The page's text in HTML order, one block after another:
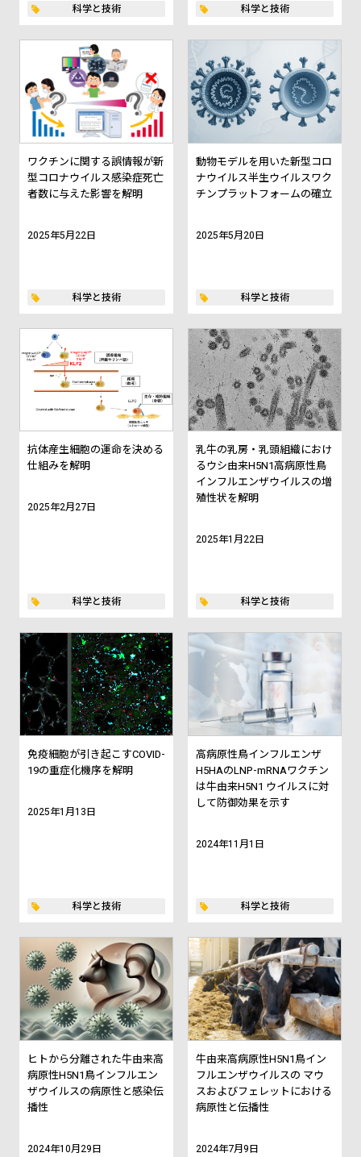
科学と技術 科学と技術
ワクチンに関する誤情報が新
型コロナウイルス感染症死亡
者数に与えた影響を解明
2025年5月22日
科学と技術
動物モデルを用いた新型コロ
ナウイルス半生ウイルスワク
チンプラットフォームの確立
2025年5月20日
科学と技術
抗体産生細胞の運命を決める
仕組みを解明
2025年2月27日
科学と技術
乳牛の乳房・乳頭組織におけ
るウシ由来H5N1高病原性鳥
インフルエンザウイルスの増
殖性状を解明
2025年1月22日
科学と技術
免疫細胞が引き起こすCOVID-
19の重症化機序を解明
2025年1月13日
科学と技術
高病原性鳥インフルエンザ
H5HAのLNP-mRNAワクチン
は牛由来H5N1 ウイルスに対
して防御効果を示す
2024年11月1日
科学と技術
ヒトから分離された牛由来高
病原性H5N1鳥インフルエン
ザウイルスの病原性と感染伝
播性
2024年10月29日
牛由来高病原性H5N1鳥イン
フルエンザウイルスの マウ
スおよびフェレットにおける
病原性と伝播性
2024年7月9日